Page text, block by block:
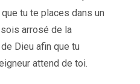
tu te places dans un
arrosé de la
Dieu afin que tu
attend de toi.